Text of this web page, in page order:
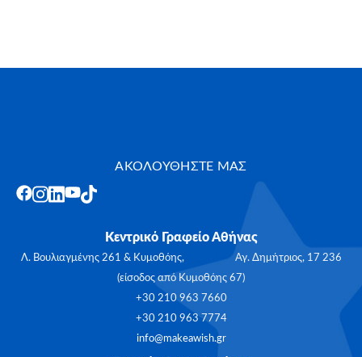
ΑΚΟΛΟΥΘΗΣΤΕ ΜΑΣ
Κεντρικό Γραφείο Αθήνας
Λ. Βουλιαγμένης 261 & Κυμοθόης, Αγ. Δημήτριος, 17 236
(είσοδος από Κυμοθόης 67)
+30 210 963 7660
+30 210 963 7774
info@makeawish.gr